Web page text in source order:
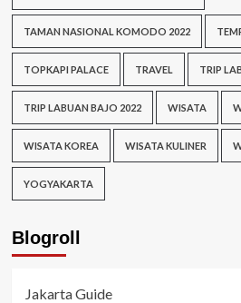
TAMAN NASIONAL KOMODO 2022
TOPKAPI PALACE TRAVEL TRIP
TRIP LABUAN BAJO 2022 WISATA
WISATA KOREA WISATA KULINER
YOGYAKARTA
Blogroll
Jakarta Guide